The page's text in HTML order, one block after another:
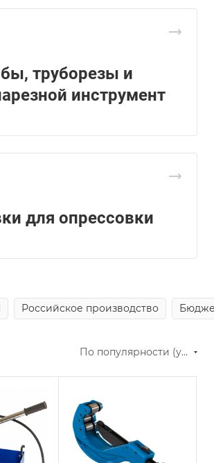
труборезы и
инструмент
для опрессовки
Российское производство
По популярности (убывание)